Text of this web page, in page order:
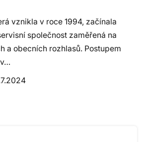
vznikla v roce 1994, začínala
společnost zaměřená na
a obecních rozhlasů. Postupem